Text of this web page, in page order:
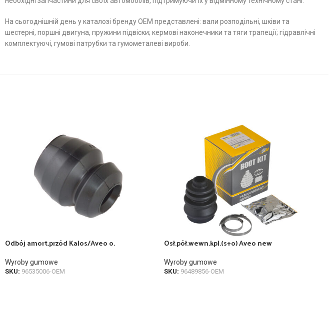
На сьогоднішній день у каталозі бренду ОЕМ представлені: вали розподільні, шківи та
шестерні, поршні двигуна, пружини підвіски; кермові наконечники та тяги трапеції; гідравлічні
комплектуючі, гумові патрубки та гумометалеві вироби.
Odbój amort.przód Kalos/Aveo o.
Wyroby gumowe
SKU: 96535006-OEM
Osł.pół.wewn.kpl.(s+o) Aveo new
Wyroby gumowe
SKU: 96489856-OEM